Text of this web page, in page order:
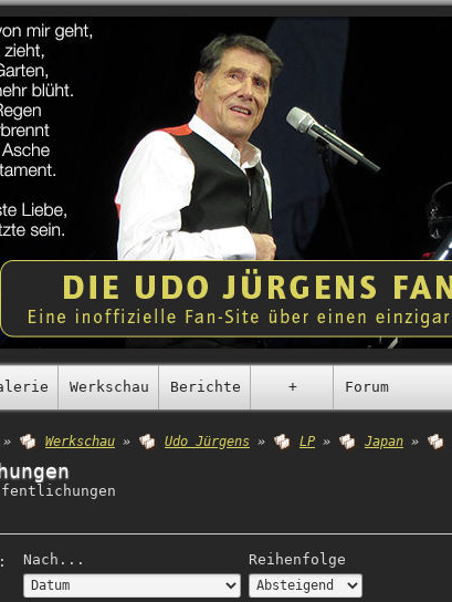
Werkschau Berichte + Forum
» Werkschau » Udo Jürgens » LP » Japan »
Nach... Reihenfolge